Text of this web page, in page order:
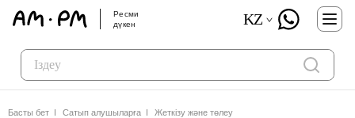
Ресми
дүкен
KZ
Басты бет Сатып алушыларға Жеткізу және төлеу